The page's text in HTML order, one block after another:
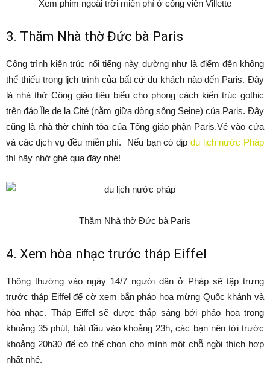
Xem phim ngoài trời miễn phí ở công viên Villette
3. Thăm Nhà thờ Đức bà Paris
Công trình kiến trúc nổi tiếng này dường như là điểm đến không
thể thiếu trong lịch trình của bất cứ du khách nào đến Paris. Đây
là nhà thờ Công giáo tiêu biểu cho phong cách kiến trúc gothic
trên đảo Île de la Cité (nằm giữa dòng sông Seine) của Paris. Đây
cũng là nhà thờ chính tòa của Tổng giáo phận Paris.Vé vào cửa
và các dịch vụ đều miễn phí. Nếu bạn có dịp du lịch nước Pháp
thì hãy nhớ ghé qua đây nhé!
Thăm Nhà thờ Đức bà Paris
4. Xem hòa nhạc trước tháp Eiffel
Thông thường vào ngày 14/7 người dân ở Pháp sẽ tập trưng
trước tháp Eiffel để cờ xem bắn pháo hoa mừng Quốc khánh và
hòa nhạc. Tháp Eiffel sẽ được thắp sáng bởi pháo hoa trong
khoảng 35 phút, bắt đầu vào khoảng 23h, các bạn nên tới trước
khoảng 20h30 để có thể chọn cho mình một chỗ ngồi thích hợp
nhất nhé.